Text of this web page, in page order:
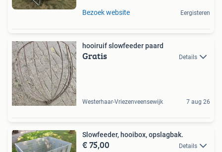
Bezoek website Eergisteren
hooiruif slowfeeder paard
Gratis Details
Westerhaar-Vriezenveensewijk 7 aug 26
Slowfeeder, hooibox, opslagbak.
€ 75,00 Details